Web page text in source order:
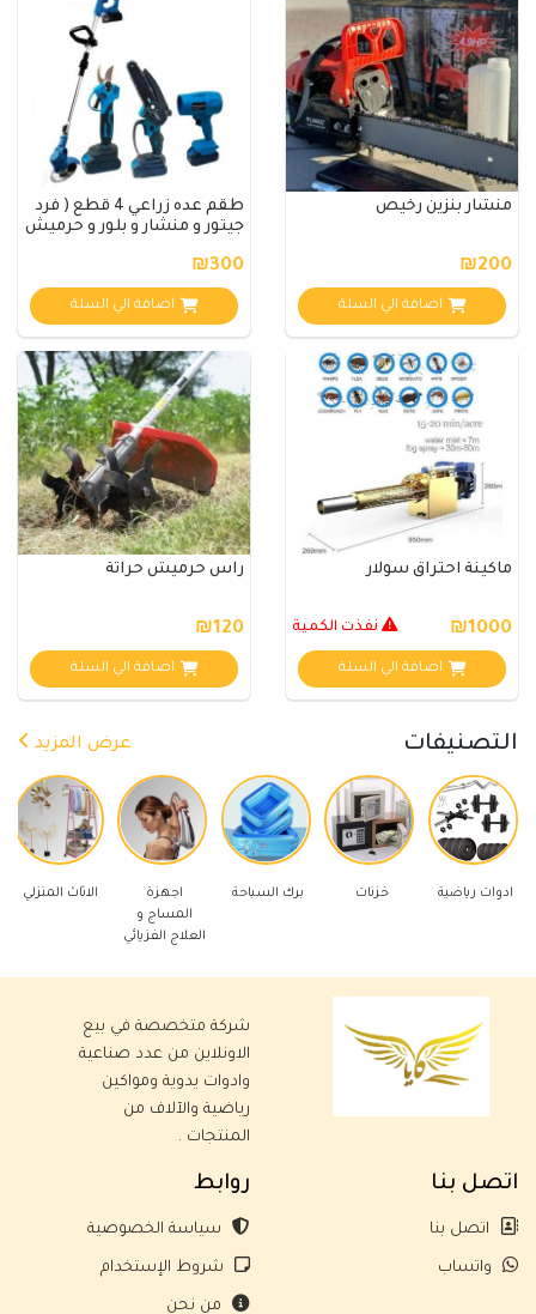
منشار بنزين رخيص
₪200
اضافة الي السلة
طقم عده زراعي 4 قطع ( فرد
جيتور و منشار و بلور و حرميش
₪300
اضافة الي السلة
ماكينة احتراق سولار
₪1000 نفذت الكمية
اضافة الي السلة
راس حرميش حراثة
₪120
اضافة الي السلة
التصنيفات عرض المزيد
رياضية خزنات برك السباحة
اجهزة
المساج و
العلاج الفزيائي
الاثاث المنزلي ادوات
شركة متخصصة في بيع
الاونلاين من عدد صناعية
وادوات يدوية ومواكين
رياضية والآلاف من
المنتجات .
اتصل بنا
اتصل بنا
واتساب
روابط
سياسة الخصوصية
شروط الإستخدام
من نحن